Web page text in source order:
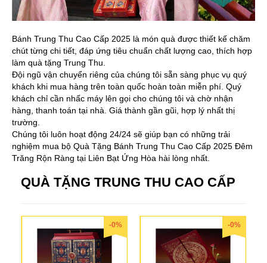
Bánh Trung Thu Cao Cấp 2025 là món quà được thiết kế chăm
chút từng chi tiết, đáp ứng tiêu chuẩn chất lượng cao, thích hợp
làm quà tặng Trung Thu.
Đội ngũ vận chuyển riêng của chúng tôi sẵn sàng phục vụ quý
khách khi mua hàng trên toàn quốc hoàn toàn miễn phí. Quý
khách chỉ cần nhấc máy lên gọi cho chúng tôi và chờ nhận
hàng, thanh toán tại nhà. Giá thành gần gũi, hợp lý nhất thị
trường.
Chúng tôi luôn hoạt động 24/24 sẽ giúp bạn có những trải
nghiệm mua bộ Quà Tặng Bánh Trung Thu Cao Cấp 2025 Đêm
Trăng Rộn Ràng tại Liên Bạt Ứng Hòa hài lòng nhất.
QUÀ TẶNG TRUNG THU CAO CẤP
-0% -0%